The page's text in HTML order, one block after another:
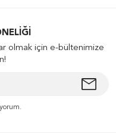
olmak için e-bültenimize